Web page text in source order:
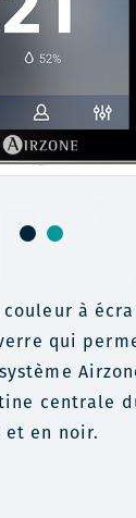
à
qui
centrale
en noir.